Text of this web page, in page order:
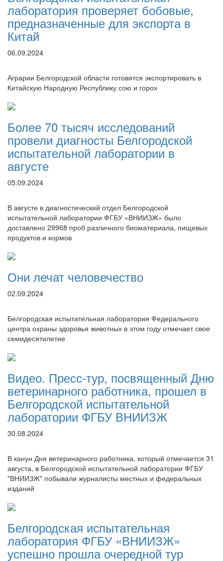
лаборатория проверяет бобовые,
предназначенные для экспорта в
Китай
06.09.2024
Аграрии Белгородской области готовятся экспортировать в
Китайскую Народную Республику сою и горох
Более 70 тысяч исследований
провели диагносты Белгородской
испытательной лаборатории в
августе
05.09.2024
В августе в диагностический отдел Белгородской
испытательной лаборатории ФГБУ «ВНИИЗЖ» было
доставлено 29968 проб различного биоматериала, пищевых
продуктов и кормов
Они лечат человечество
02.09.2024
Белгородская испытательная лаборатория Федерального
центра охраны здоровья животных в этом году отмечает свое
семидесятилетие
Видео. Пресс-тур, посвященный Дню
ветеринарного работника, прошел в
Белгородской испытательной
лаборатории ФГБУ ВНИИЗЖ
30.08.2024
В канун Дня ветеринарного работника, который отмечается 31
августа, в Белгородской испытательной лаборатории ФГБУ
"ВНИИЗЖ" побывали журналисты местных и федеральных
изданий
Белгородская испытательная
лаборатория ФГБУ «ВНИИЗЖ»
успешно прошла очередной тур